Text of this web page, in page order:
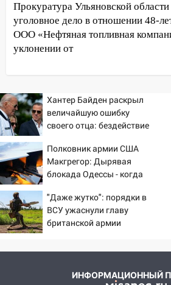
13:10 В Заволжском
упало во дворе
13:08 Ураган ударил по
сорванные крыши,
12:17
Ульяновск накрыл
после ливня город снова
воду
12:12
Прокуратура взяла
ДТП с шестилетним
Федерации
12:01
Пьяная женщина
шестилетнего ребёнка на
Федерации: возбуждено
11:16
мужчину, пропавшего ещё
Прокуратура Ульяновской
уголовное дело в отношении 48-
ООО «Нефтяная топливная
уклонении от
Хантер Байден раскрыл
величайшую ошибку
своего отца: бездействие
Полковник армии США
Макгрегор: Дырявая
блокада Одессы - когда
России за это полетят
головы?
"Даже жутко": порядки в
ВСУ ужаснули главу
британской армии
ИНФОРМАЦИОННЫЙ